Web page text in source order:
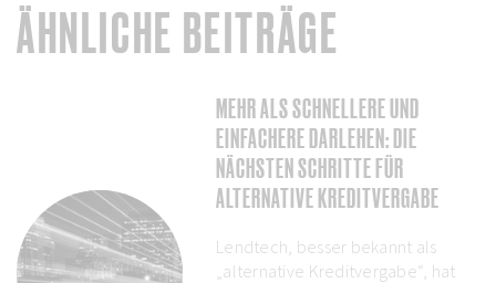
ÄHNLICHE BEITRÄGE
MEHR ALS SCHNELLERE UND
EINFACHERE DARLEHEN: DIE
NÄCHSTEN SCHRITTE FÜR
ALTERNATIVE KREDITVERGABE
Lendtech, besser bekannt als
„alternative Kreditvergabe“, hat